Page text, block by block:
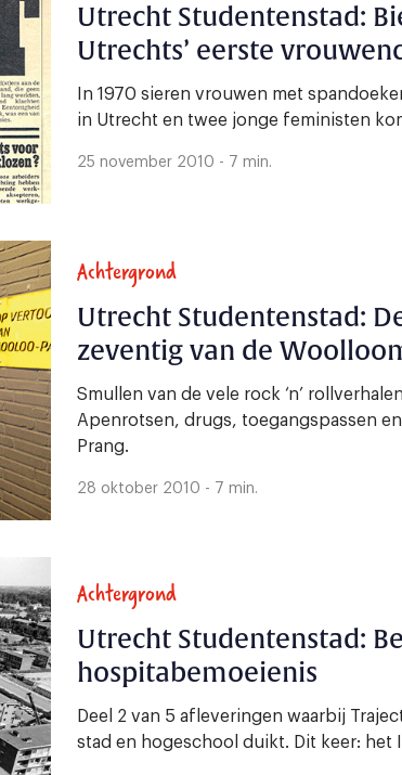
Utrecht Studentenstad:
Utrechts’ eerste
In 1970 sieren vrouwen met
in Utrecht en twee jonge feministen
25 november 2010 - 7 min.
Achtergrond
Utrecht Studentenstad:
zeventig van de
Smullen van de vele rock ‘n’
Apenrotsen, drugs, toegangspassen
Prang.
28 oktober 2010 - 7 min.
Achtergrond
Utrecht Studentenstad:
hospitabemoeienis
Deel 2 van 5 afleveringen waarbij
stad en hogeschool duikt. Dit keer: het